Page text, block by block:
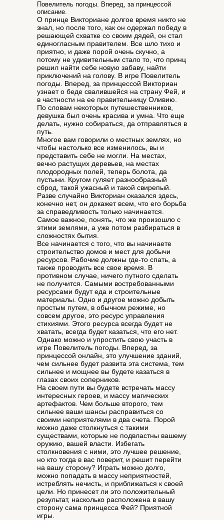
Повелитель погоды. Вперед, за принцессой
описание.
О принце Викториане долгое время никто не
знал, но после того, как он одержал победу в
решающей схватке со своим дядей, он стал
единогласным правителем. Все шло тихо и
приятно, и даже порой очень скучно, а
потому не удивительным стало то, что принц
решил найти себе новую забаву, найти
приключений на голову. В игре Повелитель
погоды. Вперед, за принцессой Викториан
узнает о беде свалившейся на страну Фей, и
в частности на ее правительницу Оливию.
По словам некоторых путешественников,
девушка был очень красива и умна. Что еще
делать, нужно собираться, да отправляться в
путь.
Многое вам говорили о местных землях, но
чтобы настолько все изменилось, вы и
представить себе не могли. На местах,
вечно растущих деревьев, на местах
плодородных полей, теперь болота, да
пустыни. Кругом гуляет разнообразный
сброд, такой ужасный и такой свирепый.
Разве случайно Викториан оказался здесь,
конечно нет, он докажет всем, что его борьба
за справедливость только начинается.
Самое важное, понять, что же произошло с
этими землями, а уже потом разбираться в
сложностях бытия.
Все начинается с того, что вы начинаете
строительство домов и мест для добычи
ресурсов. Рабочие должны где-то спать, а
также проводить все свое время. В
противном случае, ничего путного сделать
не получится. Самыми востребованными
ресурсами будут еда и строительные
материалы. Одно и другое можно добыть
простым путем, в обычном режиме, но
совсем другое, это ресурс управления
стихиями. Этого ресурса всегда будет не
хватать, всегда будет казаться, что его нет.
Однако можно и упростить свою участь в
игре Повелитель погоды. Вперед, за
принцессой онлайн, это улучшение зданий,
чем сильнее будет развита эта система, тем
сильнее и мощнее вы будете казаться в
глазах своих соперников.
На своем пути вы будете встречать массу
интересных героев, и массу магических
артефактов. Чем больше второго, тем
сильнее ваши шансы расправиться со
своими неприятелями в два счета. Порой
можно даже столкнуться с такими
существами, которые не подвластны вашему
оружию, вашей власти. Избегать
столкновения с ними, это лучшее решение,
но кто тогда в вас поверит, и решит перейти
на вашу сторону? Играть можно долго,
можно попадать в массу неприятностей,
истреблять нечисть, и приближаться к своей
цели. Но принесет ли это положительный
результат, насколько расположена в вашу
сторону сама принцесса Фей? Приятной
игры.